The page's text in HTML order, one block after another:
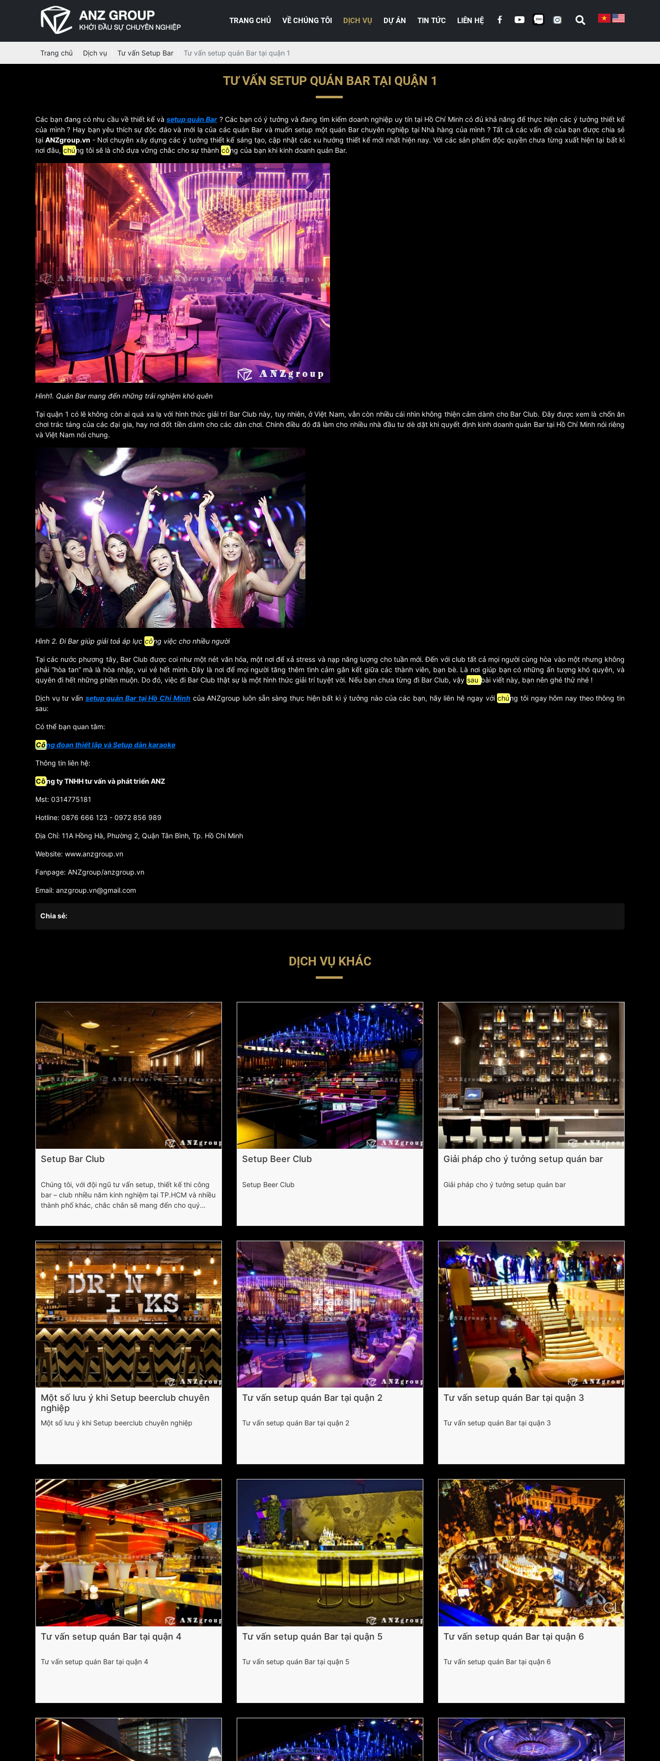
TRANG CHỦ VỀ CHÚNG TÔI DỊCH VỤ DỰ ÁN TIN TỨC LIÊN HỆ
Trang chủ Dịch vụ Tư vấn Setup Bar Tư vấn setup quán Bar tại quận 1
TƯ VẤN SETUP QUÁN BAR TẠI QUẬN 1
Các bạn đang có nhu cầu về thiết kế vàsetup quán Bar ? Các bạn có ý tưởng và đang tìm kiếm doanh nghiệp uy tín tại Hồ Chí Minh có đủ khả năng để thực hiện các ý tưởng thiết kế
của mình ? Hay bạn yêu thích sự độc đáo và mới lạ của các quán Bar và muốn setup một quán Bar chuyên nghiệp tại Nhà hàng của mình ? Tất cả các vấn đề của bạn được chia sẻ
tạiANZgroup.vn - Nơi chuyên xây dựng các ý tưởng thiết kế sáng tạo, cập nhật các xu hướng thiết kế mới nhất hiện nay. Với các sản phẩm độc quyền chưa từng xuất hiện tại bất kì
nơi đâu, chúng tôi sẽ là chỗ dựa vững chắc cho sự thành công của bạn khi kinh doanh quán Bar.
Hình1. Quán Bar mang đến những trải nghiệm khó quên
Tại quận 1 có lẽ không còn ai quá xa lạ với hình thức giải trí Bar Club này, tuy nhiên, ở Việt Nam, vẫn còn nhiều cái nhìn không thiện cảm dành cho Bar Club. Đây được xem là chốn ăn
chơi trác táng của các đại gia, hay nơi đốt tiền dành cho các dân chơi. Chính điều đó đã làm cho nhiều nhà đầu tư dè dặt khi quyết định kinh doanh quán Bar tại Hồ Chí Minh nói riêng
và Việt Nam nói chung.
Hình 2. Đi Bar giúp giải toả áp lực công việc cho nhiều người
Tại các nước phương tây, Bar Club được coi như một nét văn hóa, một nơi để xả stress và nạp năng lượng cho tuần mới. Đến với club tất cả mọi người cùng hòa vào một nhưng không
phải “hòa tan” mà là hòa nhập, vui vẻ hết mình. Đây là nơi để mọi người tăng thêm tình cảm gắn kết giữa các thành viên, bạn bè. Là nơi giúp bạn có những ấn tượng khó quyên, và
quyên đi hết những phiền muộn. Do đó, việc đi Bar Club thật sự là một hình thức giải trí tuyệt vời. Nếu bạn chưa từng đi Bar Club, vậy sau bài viết này, bạn nên ghé thử nhé !
Dịch vụ tư vấn setup quán Bar tại Hồ Chí Minhcủa ANZgroup luôn sẵn sàng thực hiện bất kì ý tưởng nào của các bạn, hãy liên hệ ngay với chúng tôi ngay hôm nay theo thông tin
sau:
Có thể bạn quan tâm:
Công đoạn thiết lập và Setup dàn karaoke
Thông tin liên hệ:
Công ty TNHH tư vấn và phát triển ANZ
Mst: 0314775181
Hotline: 0876 666 123 - 0972 856 989
Địa Chỉ: 11A Hồng Hà, Phường 2, Quận Tân Bình, Tp. Hồ Chí Minh
Website: www.anzgroup.vn
Fanpage: ANZgroup/anzgroup.vn
Email: anzgroup.vn@gmail.com
Chia sẻ:
DỊCH VỤ KHÁC
Setup Bar Club
Chúng tôi, với đội ngũ tư vấn setup, thiết kế thi công
bar – club nhiều năm kinh nghiệm tại TP.HCM và nhiều
thành phố khác, chắc chắn sẽ mang đến cho quý
Setup Beer Club
Setup Beer Club
Giải pháp cho ý tưởng setup quán bar
Giải pháp cho ý tưởng setup quán bar
Một số lưu ý khi Setup beerclub chuyên
nghiệp
Một số lưu ý khi Setup beerclub chuyên nghiệp
Tư vấn setup quán Bar tại quận 2
Tư vấn setup quán Bar tại quận 2
Tư vấn setup quán Bar tại quận 3
Tư vấn setup quán Bar tại quận 3
Tư vấn setup quán Bar tại quận 4
Tư vấn setup quán Bar tại quận 4
Tư vấn setup quán Bar tại quận 5
Tư vấn setup quán Bar tại quận 5
Tư vấn setup quán Bar tại quận 6
Tư vấn setup quán Bar tại quận 6